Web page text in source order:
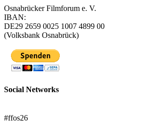
Osnabrücker Filmforum e. V.
IBAN:
DE29 2659 0025 1007 4899 00
(Volksbank Osnabrück)
Social Networks
#ffos26